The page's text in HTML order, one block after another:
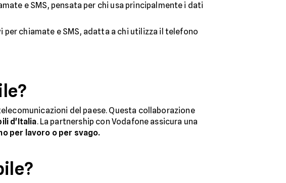
e SMS, pensata per chi usa principalmente i dati
chiamate e SMS, adatta a chi utilizza il telefono
del paese. Questa collaborazione
d'Italia. La partnership con Vodafone assicura una
per lavoro o per svago.